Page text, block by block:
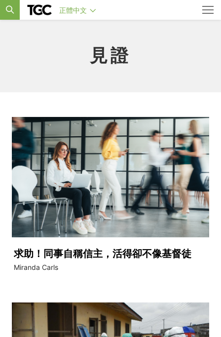
正體中文
見證
求助！同事自稱信主，活得卻不像基督徒
Miranda Carls